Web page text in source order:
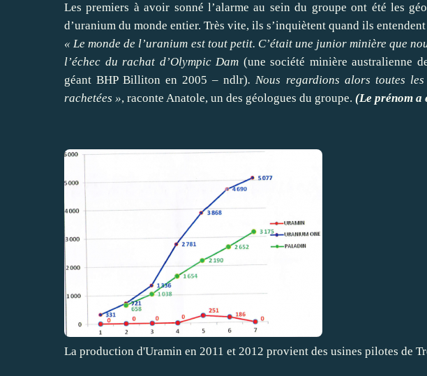
Les premiers à avoir sonné l’alarme au sein du groupe ont été les
d’uranium du monde entier. Très vite, ils s’inquiètent quand ils
« Le monde de l’uranium est tout petit. C’était une junior minière que
l’échec du rachat d’Olympic Dam (une société minière australienne
géant BHP Billiton en 2005 – ndlr). Nous regardions alors toutes les
rachetées », raconte Anatole, un des géologues du groupe. (Le prénom a
La production d'Uramin en 2011 et 2012 provient des usines pilotes de